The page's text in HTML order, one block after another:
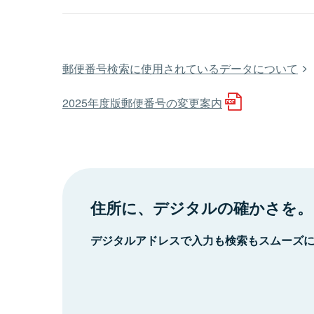
郵便番号検索に使用されているデータについて
2025年度版郵便番号の変更案内
住所に、デジタルの確かさを。
デジタルアドレスで入力も検索もスムーズ